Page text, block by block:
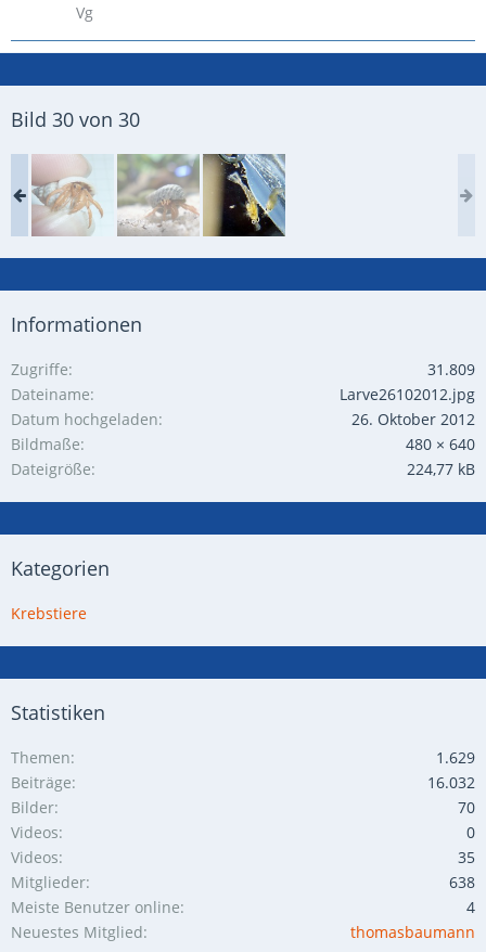
Vg
Bild 30 von 30
Informationen
Zugriffe
31.809
Dateiname
Larve26102012.jpg
Datum hochgeladen
26. Oktober 2012
Bildmaße
480 × 640
Dateigröße
224,77 kB
Kategorien
Krebstiere
Statistiken
Themen
1.629
Beiträge
16.032
Bilder
70
Videos
0
Videos
35
Mitglieder
638
Meiste Benutzer online
4
Neuestes Mitglied
thomasbaumann